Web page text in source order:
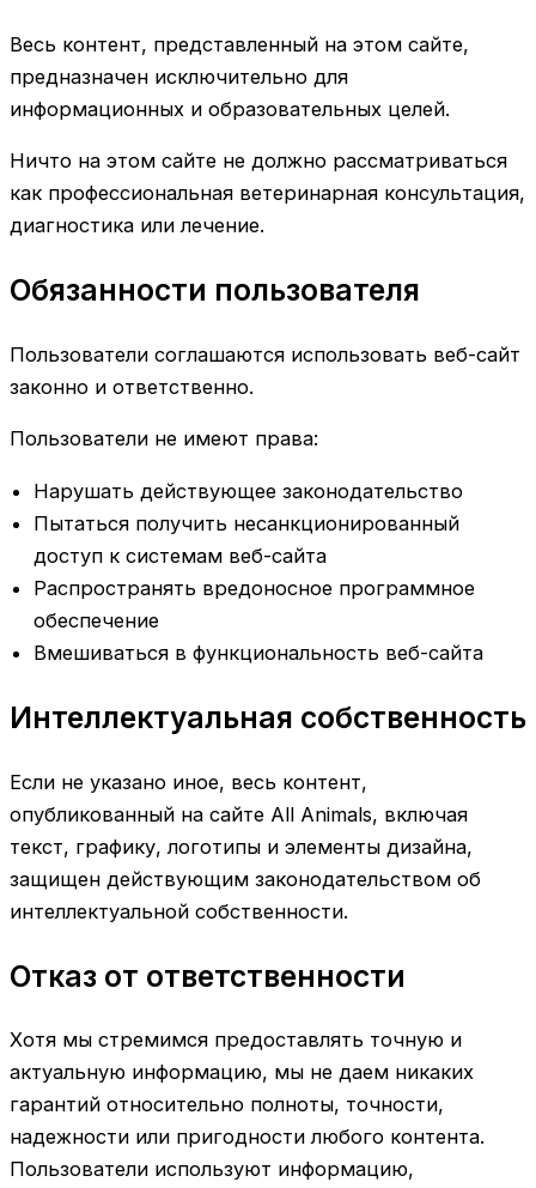
Весь контент, представленный на этом сайте,
предназначен исключительно для
информационных и образовательных целей.
Ничто на этом сайте не должно рассматриваться
как профессиональная ветеринарная консультация,
диагностика или лечение.
Обязанности пользователя
Пользователи соглашаются использовать веб-сайт
законно и ответственно.
Пользователи не имеют права:
Нарушать действующее законодательство
Пытаться получить несанкционированный
доступ к системам веб-сайта
Распространять вредоносное программное
обеспечение
Вмешиваться в функциональность веб-сайта
Интеллектуальная собственность
Если не указано иное, весь контент,
опубликованный на сайте All Animals, включая
текст, графику, логотипы и элементы дизайна,
защищен действующим законодательством об
интеллектуальной собственности.
Отказ от ответственности
Хотя мы стремимся предоставлять точную и
актуальную информацию, мы не даем никаких
гарантий относительно полноты, точности,
надежности или пригодности любого контента.
Пользователи используют информацию,